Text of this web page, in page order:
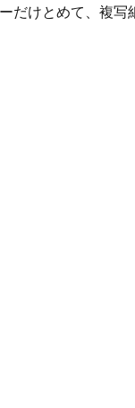
だけとめて、複写